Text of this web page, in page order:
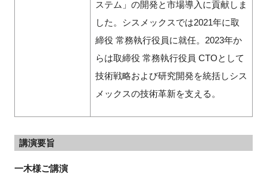
ステム」の開発と市場導入に貢献しま
した。シスメックスでは2021年に取
締役 常務執行役員に就任。2023年か
らは取締役 常務執行役員 CTOとして
技術戦略および研究開発を統括しシス
メックスの技術革新を支える。
講演要旨
一木様ご講演